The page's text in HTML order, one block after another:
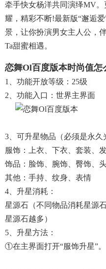
牵手快女杨洋共同演绎MV
耀，精彩不断!最新版“邂逅
景，让你扮演男女主人公，
Ta甜蜜相遇。
恋舞ol百度版本时尚值怎
1、功能开放等级：25级
2、功能入口：世界主界面
3、可升星物品（必须是永久
服饰：上衣、下衣、套装、
饰品：脸饰、腕饰、臀饰、
其他：手持、纹身、表情
4、升星消耗：
星源石（不同物品消耗星源
星源石越多）
5、升星方法：
①在主界面打开“服饰升星”。